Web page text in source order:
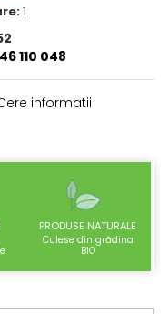
1
110 048
informatii
PRODUSE NATURALE
Culese din grădina
BIO